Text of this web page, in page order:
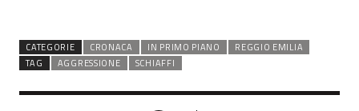
CATEGORIE CRONACA IN PRIMO PIANO
REGGIO EMILIA
TAG
AGGRESSIONE SCHIAFFI